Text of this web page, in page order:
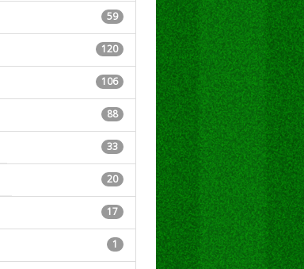
59
120
106
88
33
20
17
1